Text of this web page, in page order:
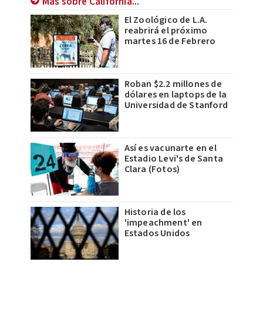
El Zoológico de L.A.
reabrirá el próximo
martes 16 de Febrero
Roban $2.2 millones de
dólares en laptops de la
Universidad de Stanford
Así es vacunarte en el
Estadio Levi's de Santa
Clara (Fotos)
Historia de los
'impeachment' en
Estados Unidos